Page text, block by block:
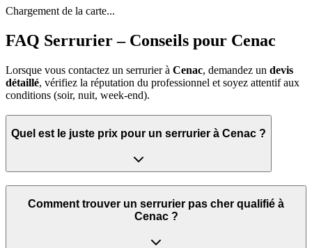
Chargement de la carte...
FAQ Serrurier – Conseils pour Cenac
Lorsque vous contactez un serrurier à Cenac, demandez un devis
détaillé, vérifiez la réputation du professionnel et soyez attentif aux
conditions (soir, nuit, week‑end).
Quel est le juste prix pour un serrurier à Cenac ?
Comment trouver un serrurier pas cher qualifié à
Cenac ?